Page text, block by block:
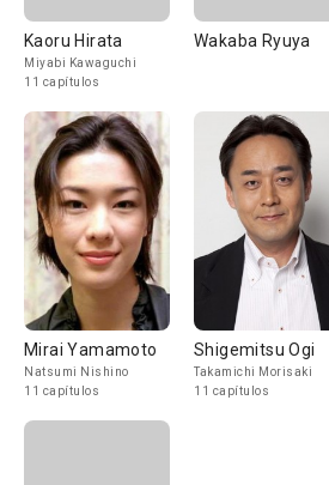
Kaoru Hirata
Miyabi Kawaguchi
11 capítulos
Wakaba Ryuya
Mirai Yamamoto
Natsumi Nishino
11 capítulos
Shigemitsu Ogi
Takamichi Morisaki
11 capítulos